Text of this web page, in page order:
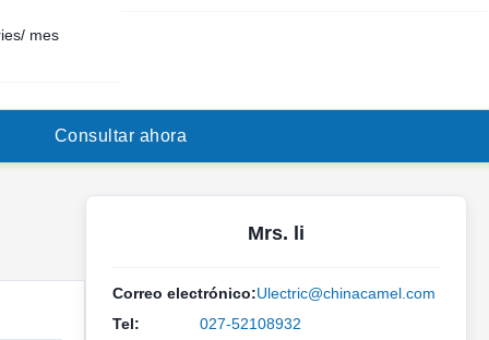
mes
Consu tar ahora
Mrs. li
Correo electrónico:Ulectric@chinacamel.com
Tel:
027-52108932